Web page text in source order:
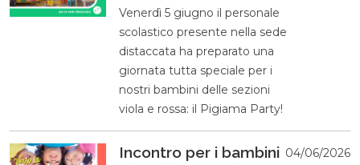
Venerdì 5 giugno il personale
scolastico presente nella sede
distaccata ha preparato una
giornata tutta speciale per i
nostri bambini delle sezioni
viola e rossa: il Pigiama Party!
Incontro per i bambini 04/06/2026